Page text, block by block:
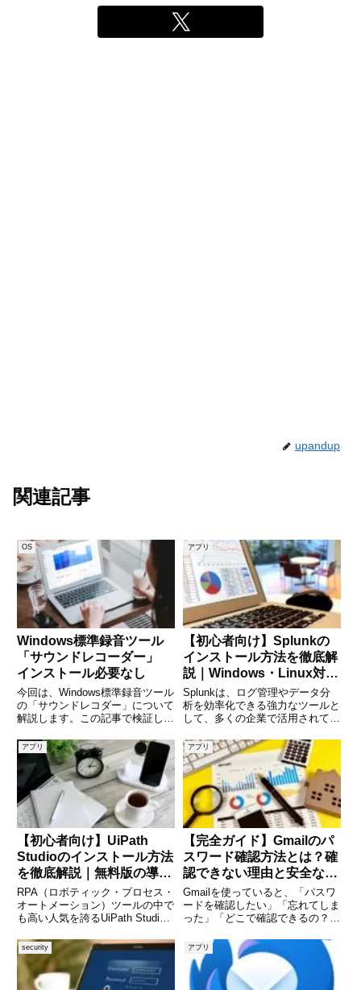
upandup
関連記事
OS
Windows標準録音ツール
「サウンドレコーダー」
インストール必要なし
今回は、Windows標準録音ツール
の「サウンドレコダー」について
解説します。この記事で検証した
サウンドレコーダーです。サウン
ドレコダーは、Windowsに標準で
搭載されている、手軽に音声や音
を録音でき
アプリ
【初心者向け】Splunkの
インストール方法を徹底解
説｜Windows・Linux対応
ガイド
Splunkは、ログ管理やデータ分
析を効率化できる強力なツールと
して、多くの企業で活用されてい
当者にとっては、トラブル調査や
監視の効率化に欠かせない存在で
す。しかし、初めてSplunkを導
入する場合、「どこから
アプリ
【初心者向け】UiPath
Studioのインストール方法
を徹底解説｜無料版の導入
手順から初期設定まで
RPA（ロボティック・プロセス・
オートメーション）ツールの中で
も高い人気を誇るUiPath Studio
きる強力なツールです。しかし、
初めて導入する方にとっては「ど
こからダウンロードすればいいの
か」「インストー
アプリ
【完全ガイド】Gmailのパ
スワード確認方法とは？確
認できない理由と安全な対
処法を徹底解説
Gmailを使っていると、「パスワ
ードを確認したい」「忘れてしま
った」「どこで確認できるの？」
す。特に久しぶりにログインする
場合や、別の端末で設定し直す場
面では、パスワードの扱いに戸惑
う方も多いでしょう。しかし結
security アプリ